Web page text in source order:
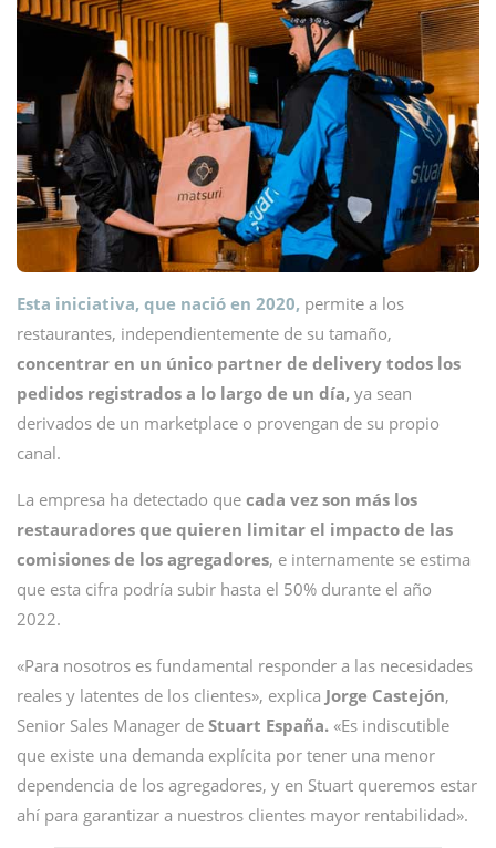
Esta iniciativa, que nació en 2020, permite a los
restaurantes, independientemente de su tamaño,
concentrar en un único partner de delivery todos los
pedidos registrados a lo largo de un día, ya sean
derivados de un marketplace o provengan de su propio
canal.
La empresa ha detectado que cada vez son más los
restauradores que quieren limitar el impacto de las
comisiones de los agregadores, e internamente se estima
que esta cifra podría subir hasta el 50% durante el año
2022.
«Para nosotros es fundamental responder a las necesidades
reales y latentes de los clientes», explica Jorge Castejón,
Senior Sales Manager de Stuart España. «Es indiscutible
que existe una demanda explícita por tener una menor
dependencia de los agregadores, y en Stuart queremos estar
ahí para garantizar a nuestros clientes mayor rentabilidad».